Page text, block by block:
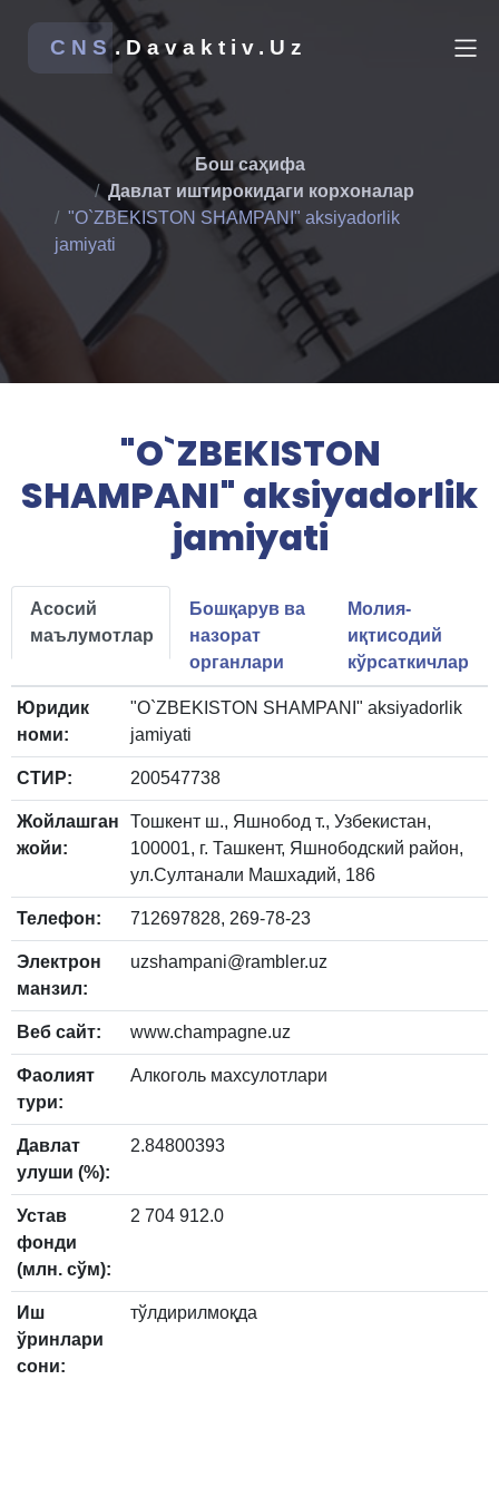
CNS .Davaktiv.Uz
Бош саҳифа
Давлат иштирокидаги корхоналар
"O`ZBEKISTON SHAMPANI" aksiyadorlik
jamiyati
"O`ZBEKISTON
SHAMPANI" aksiyadorlik
jamiyati
Асосий
маълумотлар
Бошқарув ва
назорат
органлари
Молия-
иқтисодий
кўрсаткичлар
Юридик
номи:
"O`ZBEKISTON SHAMPANI" aksiyadorlik
jamiyati
СТИР: 200547738
Жойлашган
жойи:
Тошкент ш., Яшнобод т., Узбекистан,
100001, г. Ташкент, Яшнободский район,
ул.Султанали Машхадий, 186
Телефон: 712697828, 269-78-23
Электрон
манзил:
uzshampani@rambler.uz
Веб сайт: www.champagne.uz
Фаолият
тури:
Алкоголь махсулотлари
Давлат
улуши (%):
2.84800393
Устав
фонди
(млн. сўм):
2 704 912.0
Иш
ўринлари
сони:
тўлдирилмоқда